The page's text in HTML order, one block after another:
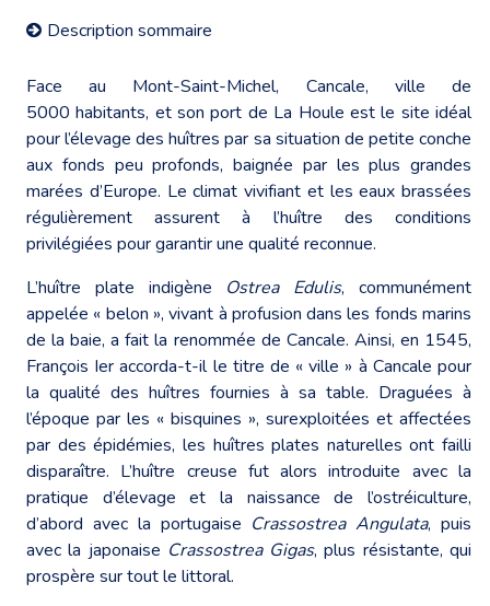
Description sommaire
Face au Mont-Saint-Michel, Cancale, ville de
5000 habitants, et son port de La Houle est le site idéal
pour l’élevage des huîtres par sa situation de petite conche
aux fonds peu profonds, baignée par les plus grandes
marées d’Europe. Le climat vivifiant et les eaux brassées
régulièrement assurent à l’huître des conditions
privilégiées pour garantir une qualité reconnue.
L’huître plate indigène Ostrea Edulis, communément
appelée « belon », vivant à profusion dans les fonds marins
de la baie, a fait la renommée de Cancale. Ainsi, en 1545,
François Ier accorda-t-il le titre de « ville » à Cancale pour
la qualité des huîtres fournies à sa table. Draguées à
l’époque par les « bisquines », surexploitées et affectées
par des épidémies, les huîtres plates naturelles ont failli
disparaître. L’huître creuse fut alors introduite avec la
pratique d’élevage et la naissance de l’ostréiculture,
d’abord avec la portugaise Crassostrea Angulata, puis
avec la japonaise Crassostrea Gigas, plus résistante, qui
prospère sur tout le littoral.